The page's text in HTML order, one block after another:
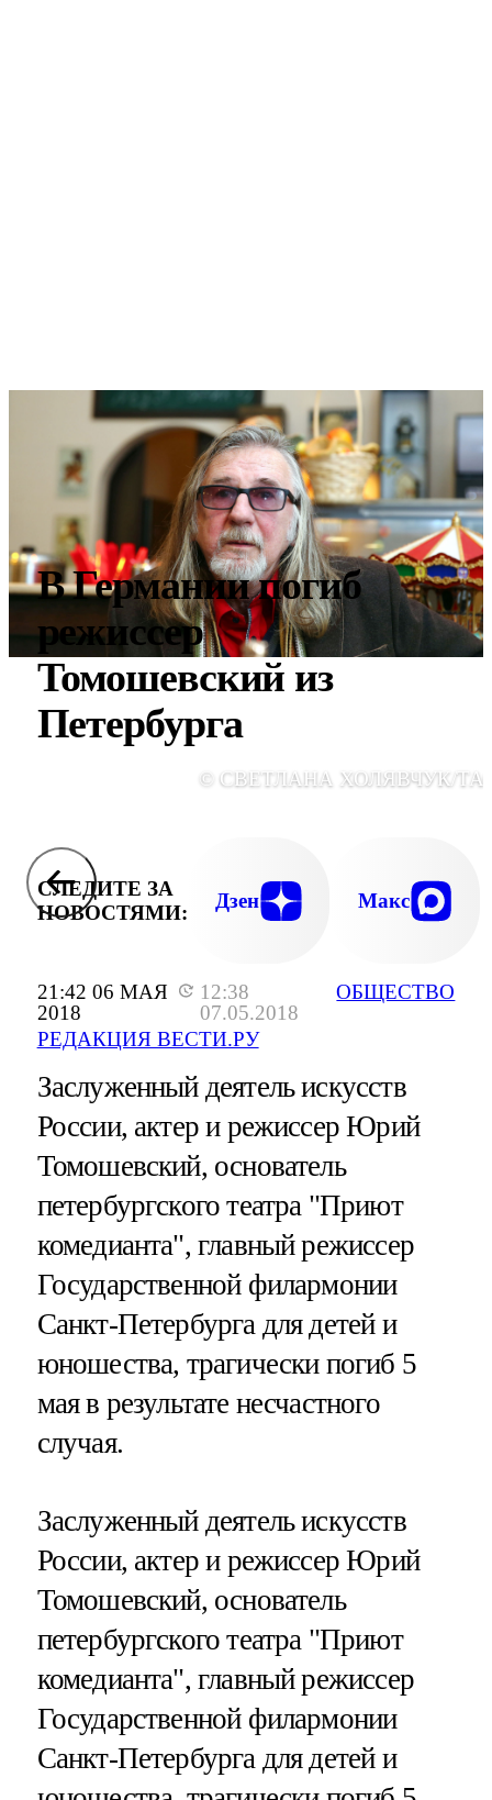
21:42 06 МАЯ
2018
12:38
07.05.2018
РЕДАКЦИЯ ВЕСТИ.РУ
ОБЩЕСТВО
В Германии погиб
режиссер
Томошевский из
Петербурга
© СВЕТЛАНА ХОЛЯВЧУК/
СЛЕДИТЕ ЗА
НОВОСТЯМИ:
Дзен Макс
Заслуженный деятель искусств
России, актер и режиссер Юрий
Томошевский, основатель
петербургского театра "Приют
комедианта", главный режиссер
Государственной филармонии
Санкт-Петербурга для детей и
юношества, трагически погиб 5
мая в результате несчастного
случая.
Заслуженный деятель искусств
России, актер и режиссер Юрий
Томошевский, основатель
петербургского театра "Приют
комедианта", главный режиссер
Государственной филармонии
Санкт-Петербурга для детей и